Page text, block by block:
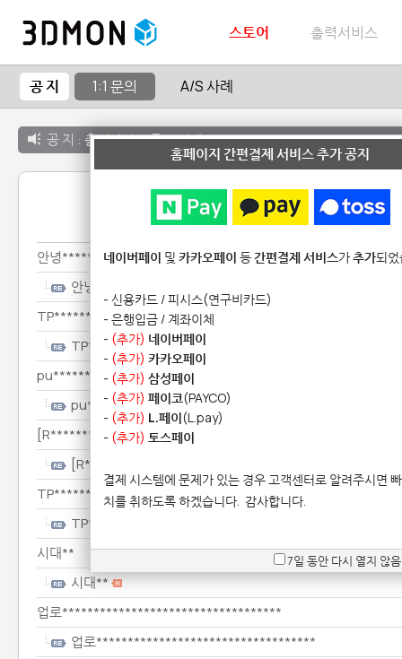
스토어 출력서비스
공 지 1:1 문의 A/S 사례
공 지 : 출력서비스 종료 안내
1:1 문
안녕************************
안녕************************
TP**********************************
TP**********************************
pu****************
pu****************
[R*************************
[R*************************
TP******************************
TP******************************
시대**
시대**
업로***********************************
업로***********************************
홈페이지 간편결제 서비스 추가 공지
네이버페이 및 카카오페이 등간편결제 서비스가추가되
- 신용카드 / 피시스(연구비카드)
- 은행입금 / 계좌이체
- (추가) 네이버페이
- (추가) 카카오페이
- (추가) 삼성페이
- (추가) 페이코(PAYCO)
- (추가) L.페이(L.pay)
- (추가) 토스페이
결제 시스템에 문제가 있는 경우 고객센터로 알려주시면
치를 취하도록 하겠습니다. 감사합니다.
7일 동안 다시 열지 않음